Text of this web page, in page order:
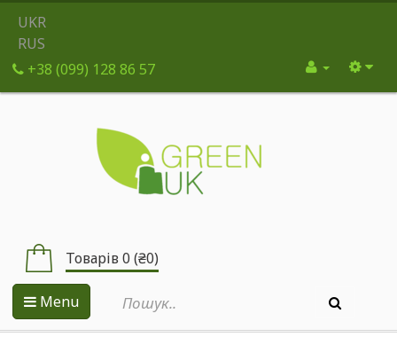
UKR
RUS
+38 (099) 128 86 57
Товарів 0 (₴0)
Menu